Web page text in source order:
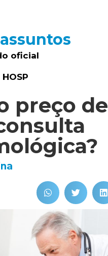
oficial
preço de